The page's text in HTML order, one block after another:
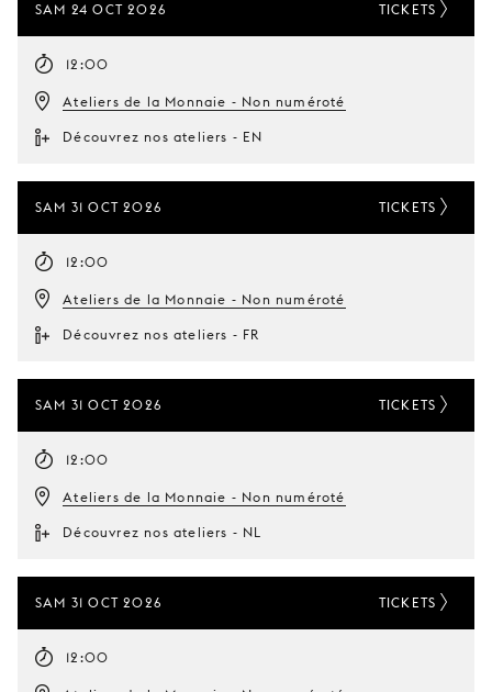
SAM 24 OCT 2026
12:00
Ateliers de la Monnaie - Non numéroté
Découvrez nos ateliers - EN
TICKETS
SAM 31 OCT 2026
12:00
Ateliers de la Monnaie - Non numéroté
Découvrez nos ateliers - FR
TICKETS
SAM 31 OCT 2026
12:00
Ateliers de la Monnaie - Non numéroté
Découvrez nos ateliers - NL
TICKETS
SAM 31 OCT 2026
12:00
TICKETS